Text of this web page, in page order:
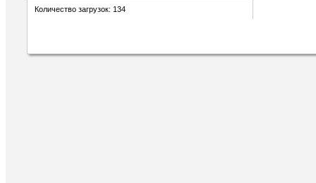
Количество загрузок: 134